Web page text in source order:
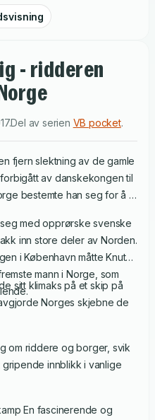
- ridderen
.Del av serien VB pocket.
fjern slektning av de gamle
av danskekongen til
bestemte han seg for å ta
med opprørske svenske
inn store deler av Norden.
i København måtte Knut
mann i Norge, som
sitt klimaks på et skip på
Norges skjebne de
om riddere og borger, svik
innblikk i vanlige
En fascinerende og